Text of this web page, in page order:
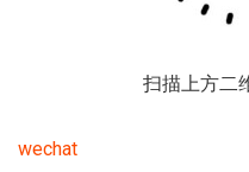
扫描上方二
wechat